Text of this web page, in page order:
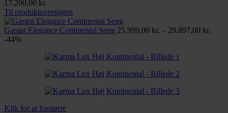
17.200,00 kr.
13.999,00 kr.
til
17.200,00 kr.
Til produktoversigten
Garant Elegance Continental Seng 25.999,00 kr. – 29.897,00 kr.
-44%
Klik for at forstørre